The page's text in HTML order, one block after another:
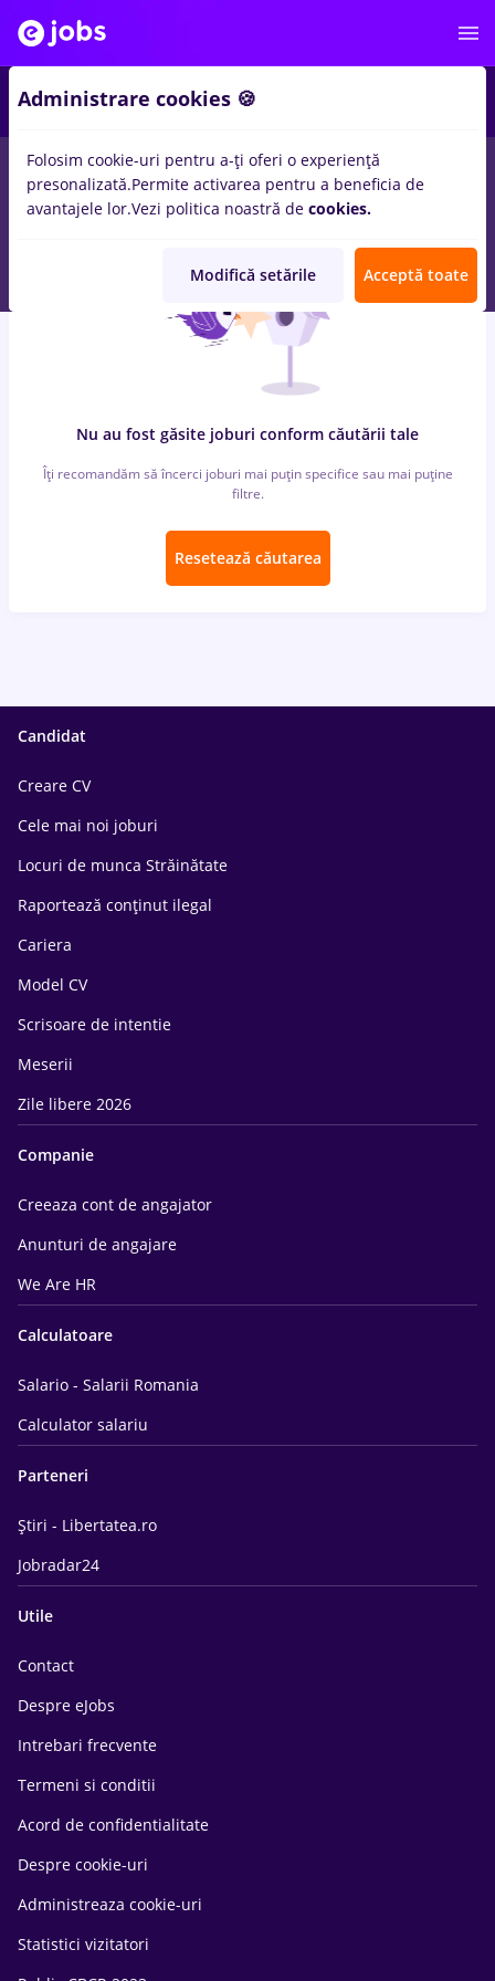
locuri de muncastrungar, Full timeinBucuresti
Student, Fara experientainBanci, Transport / Distributie
Nu au fost găsite joburi conform căutării tale
Îți recomandăm să încerci joburi mai puțin specifice sau mai puține
filtre.
Resetează căutarea
Candidat
Creare CV
Cele mai noi joburi
Locuri de munca Străinătate
Raportează conținut ilegal
Cariera
Model CV
Scrisoare de intentie
Meserii
Zile libere 2026
Companie
Creeaza cont de angajator
Anunturi de angajare
We Are HR
Calculatoare
Salario - Salarii Romania
Calculator salariu
Parteneri
Știri - Libertatea.ro
Jobradar24
Utile
Contact
Despre eJobs
Intrebari frecvente
Termeni si conditii
Acord de confidentialitate
Despre cookie-uri
Administreaza cookie-uri
Statistici vizitatori
Administrare cookies 🍪
Folosim cookie-uri pentru a-ți oferi o experiență
presonalizată.Permite activarea pentru a beneficia de
avantajele lor.Vezi politica noastră de cookies.
Modifică setările Acceptă toate